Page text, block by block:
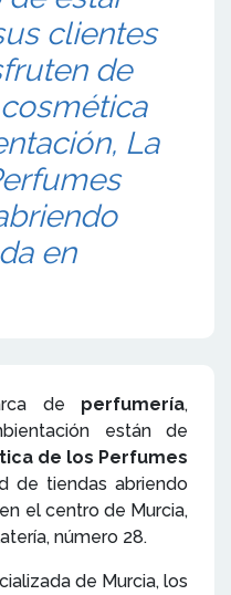
clientes
de
La
en
de perfumería,
están de
de los Perfumes
de tiendas abriendo
el centro de Murcia,
número 28.
de Murcia, los